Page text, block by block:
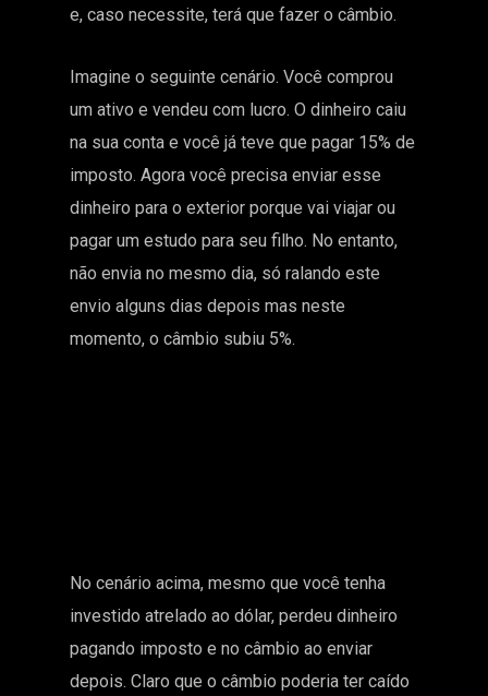
e, caso necessite, terá que fazer o câmbio.
Imagine o seguinte cenário. Você comprou
um ativo e vendeu com lucro. O dinheiro caiu
na sua conta e você já teve que pagar 15% de
imposto. Agora você precisa enviar esse
dinheiro para o exterior porque vai viajar ou
pagar um estudo para seu filho. No entanto,
não envia no mesmo dia, só ralando este
envio alguns dias depois mas neste
momento, o câmbio subiu 5%.
No cenário acima, mesmo que você tenha
investido atrelado ao dólar, perdeu dinheiro
pagando imposto e no câmbio ao enviar
depois. Claro que o câmbio poderia ter caído